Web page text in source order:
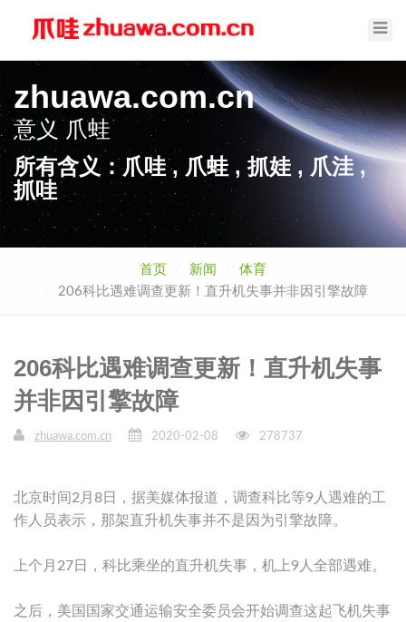
zhuawa.com.cn
意义 爪蛙
所有含义：爪哇 , 爪蛙 , 抓娃 , 爪洼 ,
抓哇
首页 新闻
体育
206科比遇难调查更新！直升机失事并非因引擎故障
206科比遇难调查更新！直升机失事
并非因引擎故障
zhuawa.com.cn 2020-02-08 278737
北京时间2月8日，据美媒体报道，调查科比等9人遇难的工
作人员表示，那架直升机失事并不是因为引擎故障。
上个月27日，科比乘坐的直升机失事，机上9人全部遇难。
之后，美国国家交通运输安全委员会开始调查这起飞机失事